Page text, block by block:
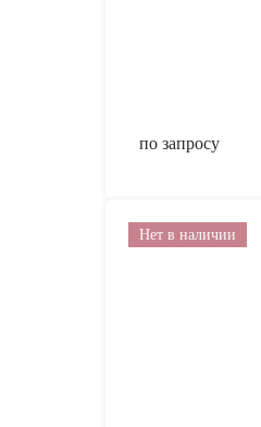
по запросу
Нет в наличии